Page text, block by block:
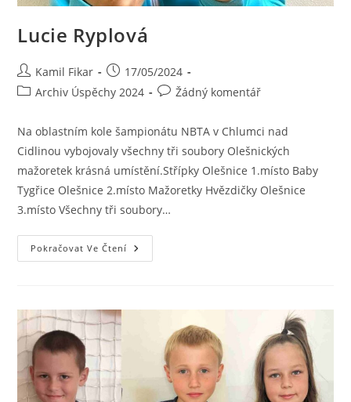
Lucie Ryplová
Kamil Fikar
17/05/2024
Archiv Úspěchy 2024
Žádný komentář
Na oblastním kole šampionátu NBTA v Chlumci nad
Cidlinou vybojovaly všechny tři soubory Olešnických
mažoretek krásná umístění.Střípky Olešnice 1.místo Baby
Tygřice Olešnice 2.místo Mažoretky Hvězdičky Olešnice
3.místo Všechny tři soubory…
Pokračovat Ve Čtení